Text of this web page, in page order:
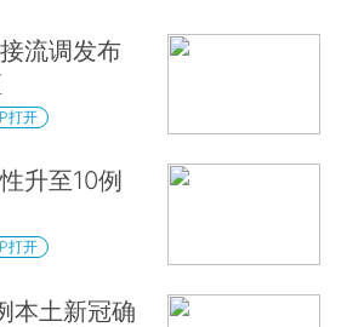
流调发布
打开
升至10例
打开
本土新冠确